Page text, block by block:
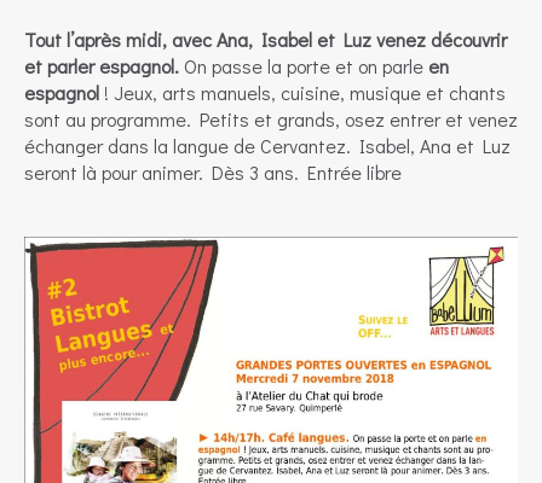
Tout l’après midi, avec Ana, Isabel et Luz venez découvrir
et parler espagnol. On passe la porte et on parle en
espagnol ! Jeux, arts manuels, cuisine, musique et chants
sont au programme. Petits et grands, osez entrer et venez
échanger dans la langue de Cervantez. Isabel, Ana et Luz
seront là pour animer. Dès 3 ans. Entrée libre